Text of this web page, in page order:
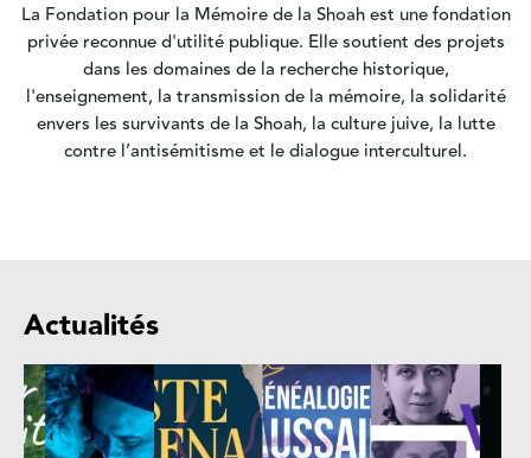
La Fondation pour la Mémoire de la Shoah est une fondation
privée reconnue d'utilité publique. Elle soutient des projets
dans les domaines de la recherche historique,
l'enseignement, la transmission de la mémoire, la solidarité
envers les survivants de la Shoah, la culture juive, la lutte
contre l’antisémitisme et le dialogue interculturel.
Actualités